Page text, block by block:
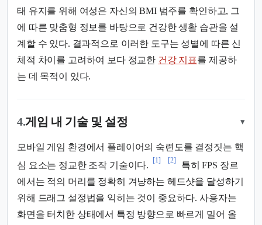
태 유지를 위해 여성은 자신의 BMI 범주를 확인하고, 그
에 따른 맞춤형 정보를 바탕으로 건강한 생활 습관을 설
계할 수 있다. 결과적으로 이러한 도구는 성별에 따른 신
체적 차이를 고려하여 보다 정교한 건강 지표를 제공하
는 데 목적이 있다.
4.게임 내 기술 및 설정 ▾
모바일 게임 환경에서 플레이어의 숙련도를 결정짓는 핵
심 요소는 정교한 조작 기술이다.
[1] [2]
특히 FPS 장르
에서는 적의 머리를 정확히 겨냥하는 헤드샷을 달성하기
위해 드래그 설정법을 익히는 것이 중요하다. 사용자는
화면을 터치한 상태에서 특정 방향으로 빠르게 밀어 올